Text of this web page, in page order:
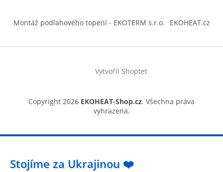
Montáž podlahového topení - EKOTERM s.r.o. EKOHEAT.cz
Vytvořil Shoptet
Copyright 2026 EKOHEAT-Shop.cz. Všechna práva
vyhrazena.
Stojíme za Ukrajinou ❤️